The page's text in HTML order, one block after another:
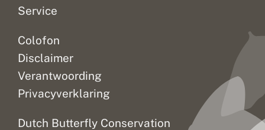
Service
Colofon
Disclaimer
Verantwoording
Privacyverklaring
Dutch Butterfly Conservation